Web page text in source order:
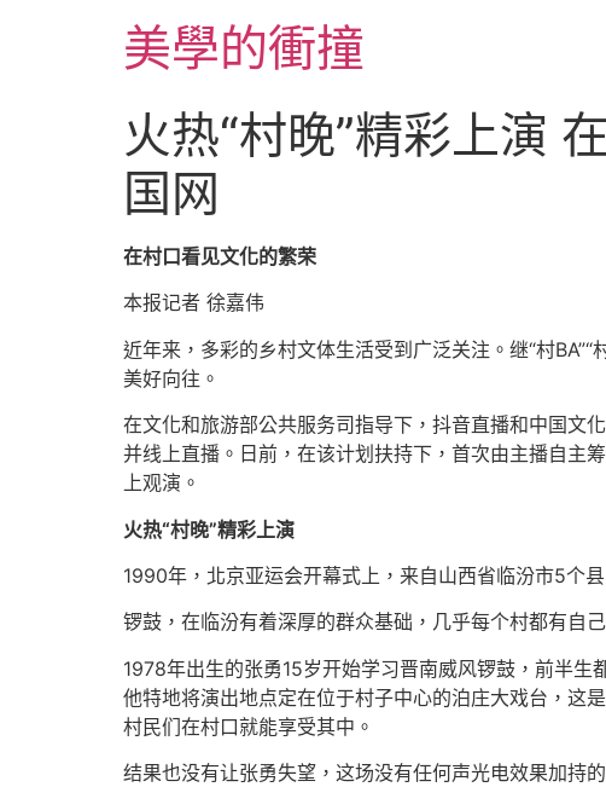
美學的衝撞
火热“村晚”精彩上演
国网
在村口看见文化的繁荣
本报记者 徐嘉伟
近年来，多彩的乡村文体生活受到广泛关注。继“村
美好向往。
在文化和旅游部公共服务司指导下，抖音直播和中国文
并线上直播。日前，在该计划扶持下，首次由主播自主
上观演。
火热“村晚”精彩上演
1990年，北京亚运会开幕式上，来自山西省临汾市5个
锣鼓，在临汾有着深厚的群众基础，几乎每个村都有自
1978年出生的张勇15岁开始学习晋南威风锣鼓，前半生
他特地将演出地点定在位于村子中心的泊庄大戏台，这
村民们在村口就能享受其中。
结果也没有让张勇失望，这场没有任何声光电效果加持